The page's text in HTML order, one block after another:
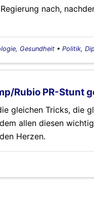
nach,
Gesundheit • Politik,
Rubio PR-Stunt
gleichen Tricks, die
allen diesen
Herzen.